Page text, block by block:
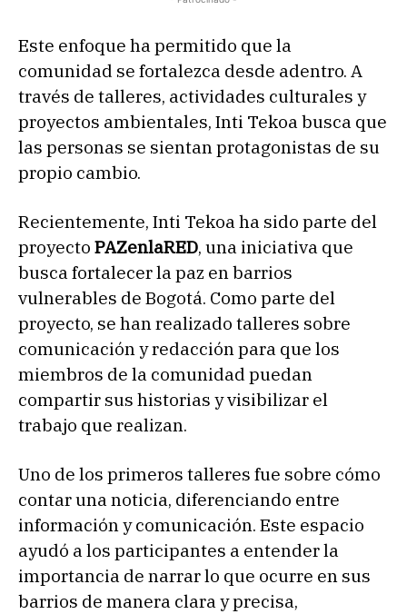
Este enfoque ha permitido que la
comunidad se fortalezca desde adentro. A
través de talleres, actividades culturales y
proyectos ambientales, Inti Tekoa busca que
las personas se sientan protagonistas de su
propio cambio.
Recientemente, Inti Tekoa ha sido parte del
proyecto PAZenlaRED, una iniciativa que
busca fortalecer la paz en barrios
vulnerables de Bogotá. Como parte del
proyecto, se han realizado talleres sobre
comunicación y redacción para que los
miembros de la comunidad puedan
compartir sus historias y visibilizar el
trabajo que realizan.
Uno de los primeros talleres fue sobre cómo
contar una noticia, diferenciando entre
información y comunicación. Este espacio
ayudó a los participantes a entender la
importancia de narrar lo que ocurre en sus
barrios de manera clara y precisa,